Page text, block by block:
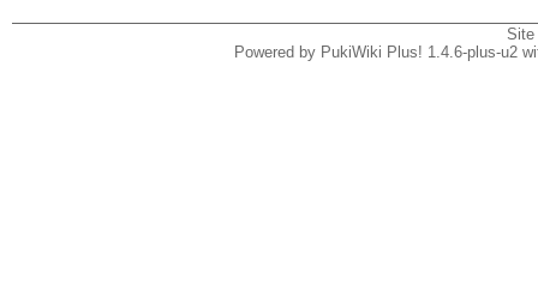
Powered by PukiWiki Plus! 1.4.6-plus-u2